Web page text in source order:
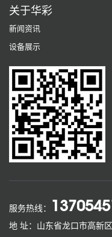
关于华彩
新闻资讯
设备展示
服务热线：
地 址：山东省龙口市高新